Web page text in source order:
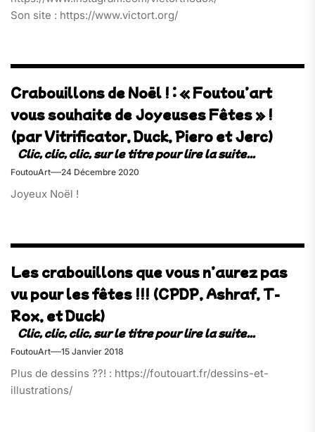
Son site : https://www.victort.org/
Crabouillons de Noël ! : « Foutou’art
vous souhaite de Joyeuses Fêtes » !
(par Vitrificator, Duck, Piero et Jerc)
FoutouArt 24 Décembre 2020
Joyeux Noël !
Les crabouillons que vous n’aurez pas
vu pour les fêtes !!! (CPDP, Ashraf, T-
Rox, et Duck)
FoutouArt 15 Janvier 2018
Plus de dessins ??! : https://foutouart.fr/dessins-et-
illustrations/